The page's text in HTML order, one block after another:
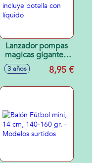
Lanzador pompas
magicas gigantes,
incluye botella con
líquido
3 años 8,95 €